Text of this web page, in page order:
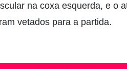
na coxa esquerda, e o
vetados para a partida.